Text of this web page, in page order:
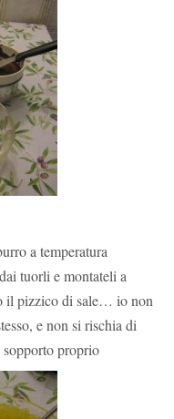
a temperatura
tuorli e montateli a
il pizzico di sale… io non
e non si rischia di
sopporto proprio